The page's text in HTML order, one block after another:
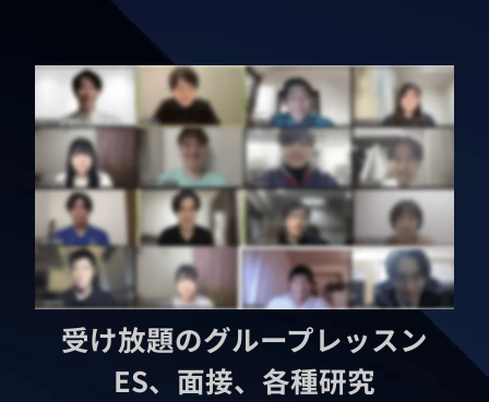
受け放題のグループレッスン
ES、面接、各種研究